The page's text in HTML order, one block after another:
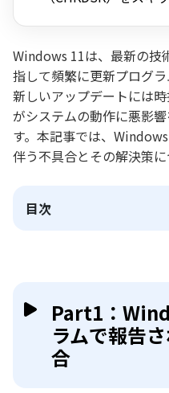
Windows 11は、最新の技
指して頻繁に更新プログラ
新しいアップデートには
がシステムの動作に悪影
す。本記事では、
伴う不具合とその解決策に
目次
Part1：
ラムで報告
合